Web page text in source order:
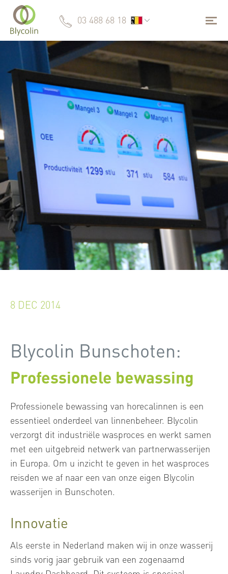
03 488 68 18
8 DEC 2014
Blycolin Bunschoten:
Professionele bewassing
Professionele bewassing van horecalinnen is een
essentieel onderdeel van linnenbeheer. Blycolin
verzorgt dit industriële wasproces en werkt samen
met een uitgebreid netwerk van partnerwasserijen
in Europa. Om u inzicht te geven in het wasproces
reisden we af naar een van onze eigen Blycolin
wasserijen in Bunschoten.
Innovatie
Als eerste in Nederland maken wij in onze wasserij
sinds vorig jaar gebruik van een zogenaamd